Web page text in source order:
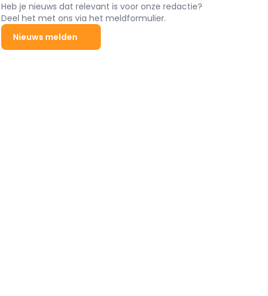
Heb je nieuws dat relevant is voor onze redactie?
Deel het met ons via het meldformulier.
Nieuws melden